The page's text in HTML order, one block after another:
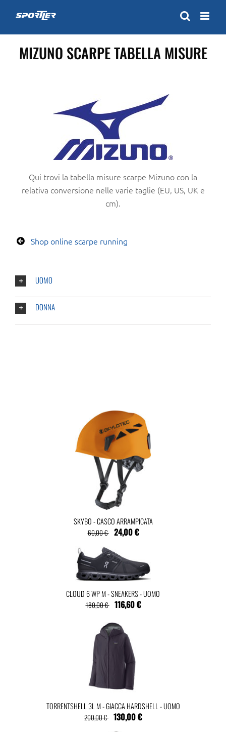
content
MIZUNO SCARPE TABELLA MISURE
Qui trovi la tabella misure scarpe Mizuno con la
relativa conversione nelle varie taglie (EU, US, UK e
cm).
Shop online scarpe running
UOMO
DONNA
SKYBO - CASCO ARRAMPICATA
60,00 € 24,00 €
CLOUD 6 WP M - SNEAKERS - UOMO
180,00 € 116,60 €
TORRENTSHELL 3L M - GIACCA HARDSHELL - UOMO
200,00 € 130,00 €